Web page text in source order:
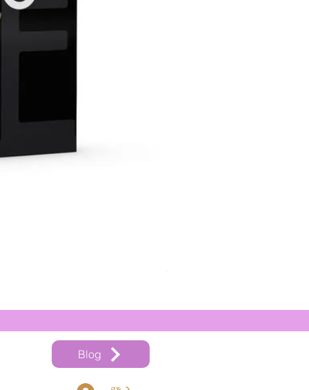
奧地利 Thomastik Vision
Blog